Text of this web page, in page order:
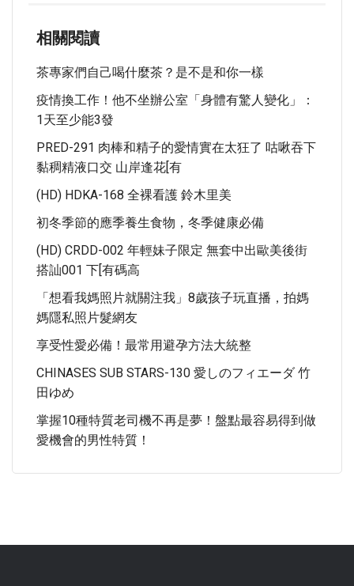
相關閱讀
茶專家們自己喝什麼茶？是不是和你一樣
疫情換工作！他不坐辦公室「身體有驚人變化」：
1天至少能3發
PRED-291 肉棒和精子的愛情實在太狂了 咕啾吞下
黏稠精液口交 山岸逢花[有
(HD) HDKA-168 全裸看護 鈴木里美
初冬季節的應季養生食物，冬季健康必備
(HD) CRDD-002 年輕妹子限定 無套中出歐美後街
搭訕001 下[有碼高
「想看我媽照片就關注我」8歲孩子玩直播，拍媽
媽隱私照片髮網友
享受性愛必備！最常用避孕方法大統整
CHINASES SUB STARS-130 愛しのフィエーダ 竹
田ゆめ
掌握10種特質老司機不再是夢！盤點最容易得到做
愛機會的男性特質！